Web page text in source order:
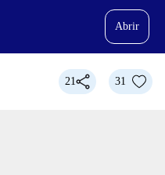
Abrir
21 31